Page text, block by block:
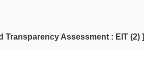
Assessment : EIT (2) ]